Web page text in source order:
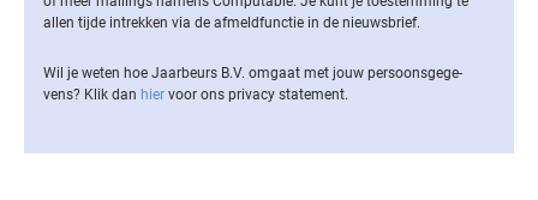
allen tijde intrekken via de af­meld­func­tie in de nieuwsbrief.
Wil je weten hoe Jaarbeurs B.V. omgaat met jouw per­soons­ge­ge­
vens? Klik dan hier voor ons privacy statement.